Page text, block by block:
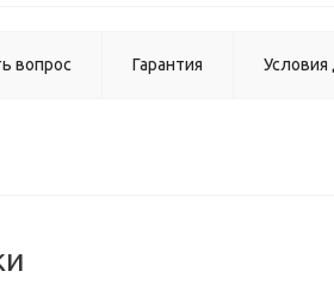
вопрос Гарантия Условия